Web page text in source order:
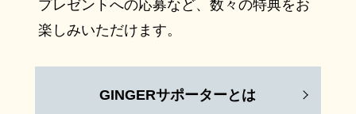
プレゼントへの応募など、数々の特典をお
楽しみいただけます。
GINGERサポーターとは